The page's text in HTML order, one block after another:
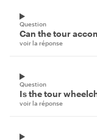
Question
Can the tour
voir la réponse
Question
Is the tour
voir la réponse